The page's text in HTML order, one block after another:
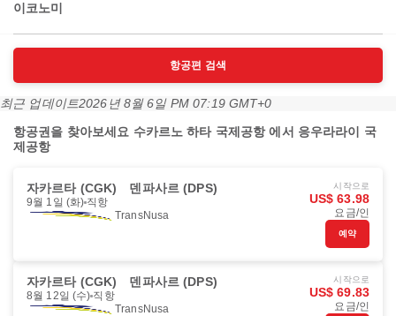
이코노미
항공편 검색
최근 업데이트2026년 8월 6일 PM 07:19 GMT+0
항공권을 찾아보세요 수카르노 하타 국제공항 에서 응우라라이 국
제공항
자카르타 (CGK) 덴파사르 (DPS)
9월 1일 (화) 직항
TransNusa
시작으로
US$ 63.98
요금/인
예약
자카르타 (CGK) 덴파사르 (DPS)
8월 12일 (수) 직항
TransNusa
시작으로
US$ 69.83
요금/인